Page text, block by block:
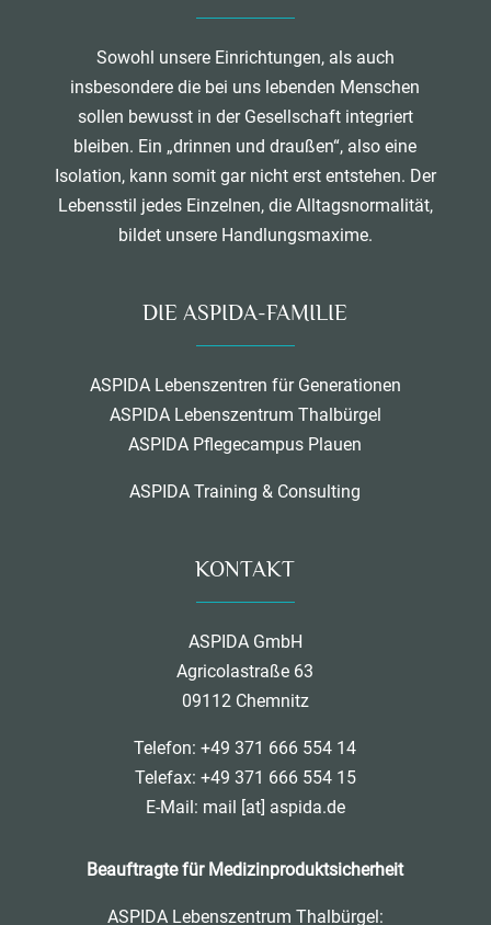
Sowohl unsere Einrichtungen, als auch
insbesondere die bei uns lebenden Menschen
sollen bewusst in der Gesellschaft integriert
bleiben. Ein „drinnen und draußen“, also eine
Isolation, kann somit gar nicht erst entstehen. Der
Lebensstil jedes Einzelnen, die Alltagsnormalität,
bildet unsere Handlungsmaxime.
DIE ASPIDA-FAMILIE
ASPIDA Lebenszentren für Generationen
ASPIDA Lebenszentrum Thalbürgel
ASPIDA Pflegecampus Plauen
ASPIDA Training & Consulting
KONTAKT
ASPIDA GmbH
Agricolastraße 63
09112 Chemnitz
Telefon: +49 371 666 554 14
Telefax: +49 371 666 554 15
E-Mail: mail [at] aspida.de
Beauftragte für Medizinproduktsicherheit
ASPIDA Lebenszentrum Thalbürgel: